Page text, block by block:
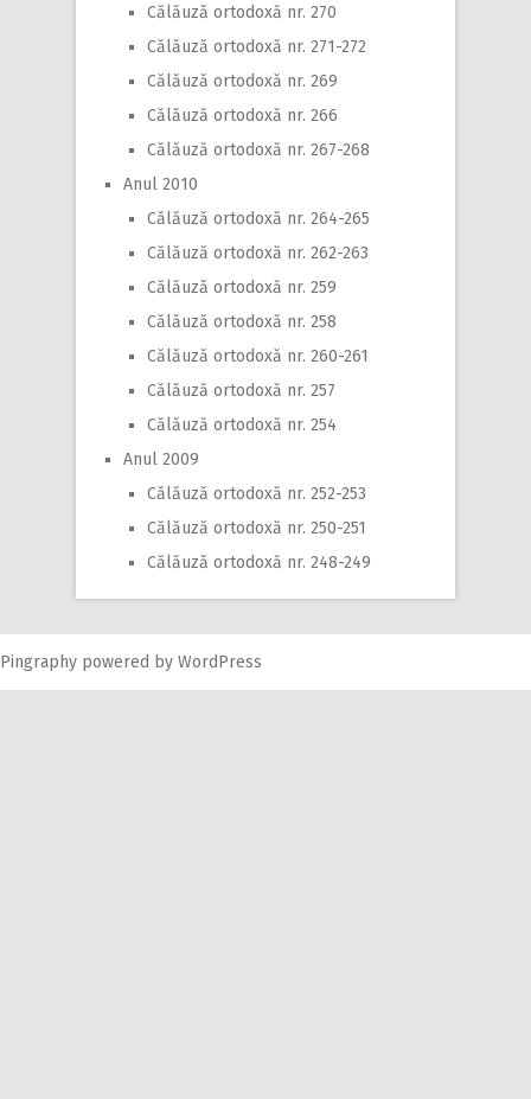
Călăuză ortodoxă nr. 270
Călăuză ortodoxă nr. 271-272
Călăuză ortodoxă nr. 269
Călăuză ortodoxă nr. 266
Călăuză ortodoxă nr. 267-268
Anul 2010
Călăuză ortodoxă nr. 264-265
Călăuză ortodoxă nr. 262-263
Călăuză ortodoxă nr. 259
Călăuză ortodoxă nr. 258
Călăuză ortodoxă nr. 260-261
Călăuză ortodoxă nr. 257
Călăuză ortodoxă nr. 254
Anul 2009
Călăuză ortodoxă nr. 252-253
Călăuză ortodoxă nr. 250-251
Călăuză ortodoxă nr. 248-249
Pingraphy powered by WordPress